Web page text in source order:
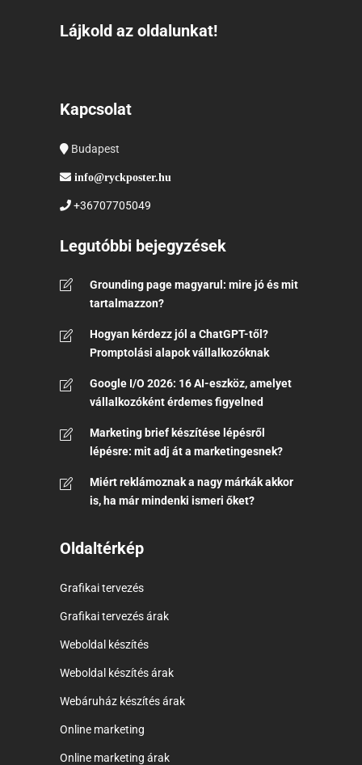
Lájkold az oldalunkat!
Kapcsolat
Budapest
info@ryckposter.hu
+36707705049
Legutóbbi bejegyzések
Grounding page magyarul: mire jó és mit
tartalmazzon?
Hogyan kérdezz jól a ChatGPT-től?
Promptolási alapok vállalkozóknak
Google I/O 2026: 16 AI-eszköz, amelyet
vállalkozóként érdemes figyelned
Marketing brief készítése lépésről
lépésre: mit adj át a marketingesnek?
Miért reklámoznak a nagy márkák akkor
is, ha már mindenki ismeri őket?
Oldaltérkép
Grafikai tervezés
Grafikai tervezés árak
Weboldal készítés
Weboldal készítés árak
Webáruház készítés árak
Online marketing
Online marketing árak